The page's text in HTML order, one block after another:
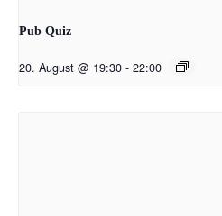
Pub Quiz
20. August @ 19:30 - 22:00